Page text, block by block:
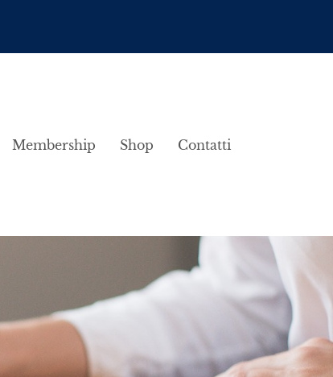
Membership Shop Contatti